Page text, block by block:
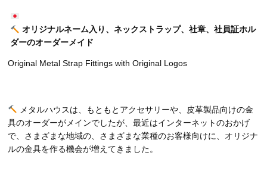
オリジナルネーム入り、ネックストラップ、社章、社員証ホル
ダーのオーダーメイド
​​​​​​​Original Metal Strap Fittings with Original Logos
メタルハウスは、もともとアクセサリーや、皮革製品向けの金
具のオーダーがメインでしたが、最近はインターネットのおかげ
で、さまざまな地域の、さまざまな業種のお客様向けに、オリジナ
ルの金具を作る機会が増えてきました。